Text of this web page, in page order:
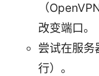
（
改变端口。
尝试在服
行）。